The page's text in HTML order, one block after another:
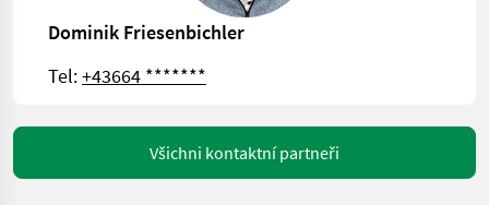
Dominik Friesenbichler
Tel:+43664 *******
Všichni kontaktní partneři